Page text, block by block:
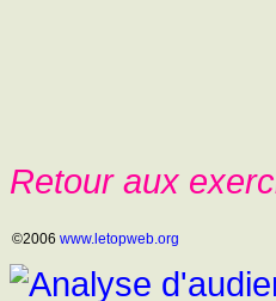
Retour aux
©2006 www.letopweb.org